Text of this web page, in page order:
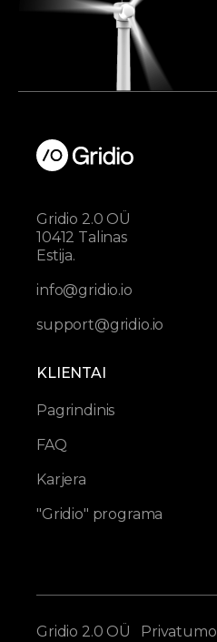
Gridio 2.0 OÜ
10412 Talinas
Estija.
info@gridio.io
support@gridio.io
KLIENTAI
Pagrindinis
FAQ
Karjera
"Gridio" programa
Gridio 2.0 OÜ
Privatumo